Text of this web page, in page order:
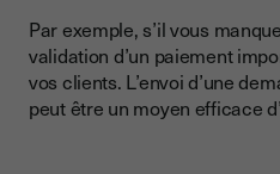
Par exemple, s’il vous
validation d’un paiement
vos clients. L’envoi d’une
peut être un moyen efficace